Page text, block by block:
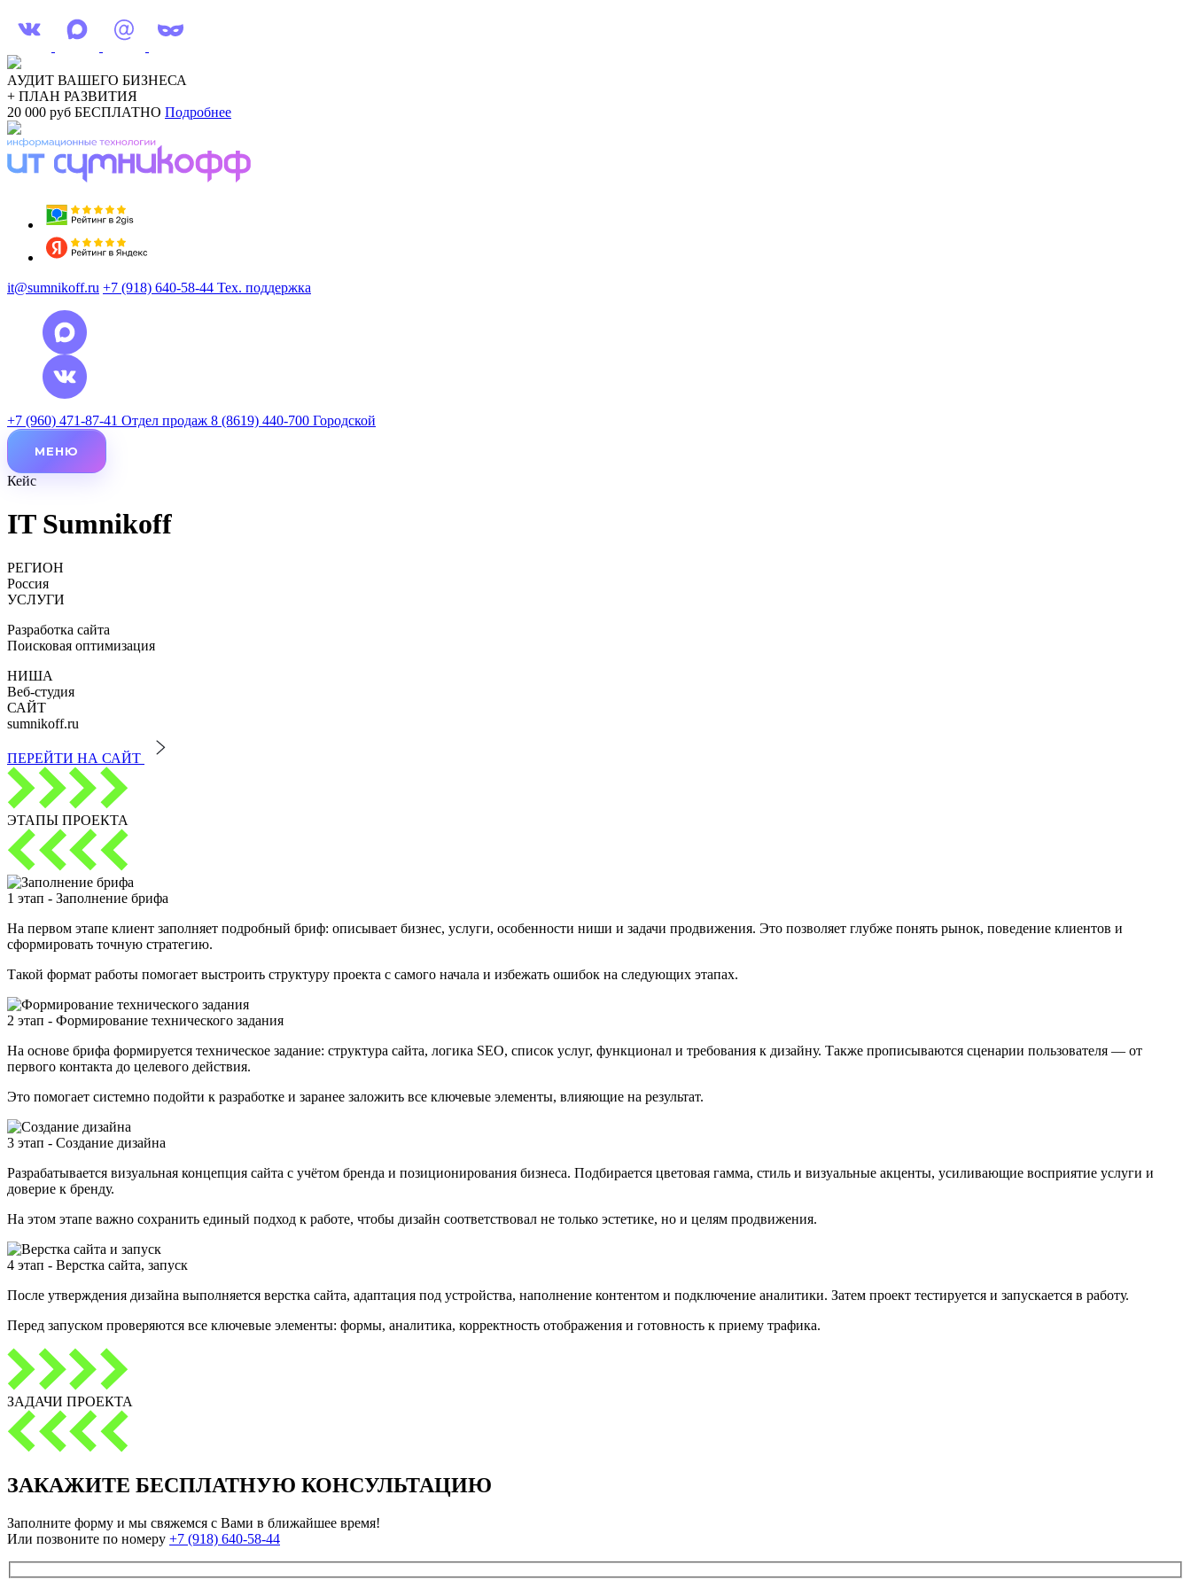
АУДИТ ВАШЕГО БИЗНЕСА
+ ПЛАН РАЗВИТИЯ
20 000 руб БЕСПЛАТНО Подробнее
it@sumnikoff.ru +7 (918) 640-58-44 Тех. поддержка
+7 (960) 471-87-41 Отдел продаж 8 (8619) 440-700 Городской
МЕНЮ
Кейс
IT Sumnikoff
РЕГИОН
Россия
УСЛУГИ
Разработка сайта
Поисковая оптимизация
НИША
Веб-студия
САЙТ
sumnikoff.ru
ПЕРЕЙТИ НА САЙТ
ЭТАПЫ ПРОЕКТА
1 этап - Заполнение брифа
На первом этапе клиент заполняет подробный бриф: описывает бизнес, услуги, особенности ниши и задачи продвижения. Это позволяет глубже понять рынок, поведение клиентов и
сформировать точную стратегию.
Такой формат работы помогает выстроить структуру проекта с самого начала и избежать ошибок на следующих этапах.
2 этап - Формирование технического задания
На основе брифа формируется техническое задание: структура сайта, логика SEO, список услуг, функционал и требования к дизайну. Также прописываются сценарии пользователя — от
первого контакта до целевого действия.
Это помогает системно подойти к разработке и заранее заложить все ключевые элементы, влияющие на результат.
3 этап - Создание дизайна
Разрабатывается визуальная концепция сайта с учётом бренда и позиционирования бизнеса. Подбирается цветовая гамма, стиль и визуальные акценты, усиливающие восприятие услуги и
доверие к бренду.
На этом этапе важно сохранить единый подход к работе, чтобы дизайн соответствовал не только эстетике, но и целям продвижения.
4 этап - Верстка сайта, запуск
После утверждения дизайна выполняется верстка сайта, адаптация под устройства, наполнение контентом и подключение аналитики. Затем проект тестируется и запускается в работу.
Перед запуском проверяются все ключевые элементы: формы, аналитика, корректность отображения и готовность к приему трафика.
ЗАДАЧИ ПРОЕКТА
ЗАКАЖИТЕ БЕСПЛАТНУЮ КОНСУЛЬТАЦИЮ​
Заполните форму и мы свяжемся с Вами в ближайшее время!
Или позвоните по номеру +7 (918) 640-58-44